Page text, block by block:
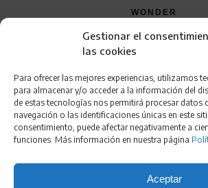
Gestionar el
las cookies
Para ofrecer las mejores experiencias, utilizamos
para almacenar y/o acceder a la información del
de estas tecnologías nos permitirá procesar
navegación o las identificaciones únicas en este
consentimiento, puede afectar negativamente a
funciones. Más información en nuestra página
Aceptar
WONDER
QUÍENES SOMOS
FRANQUICIA